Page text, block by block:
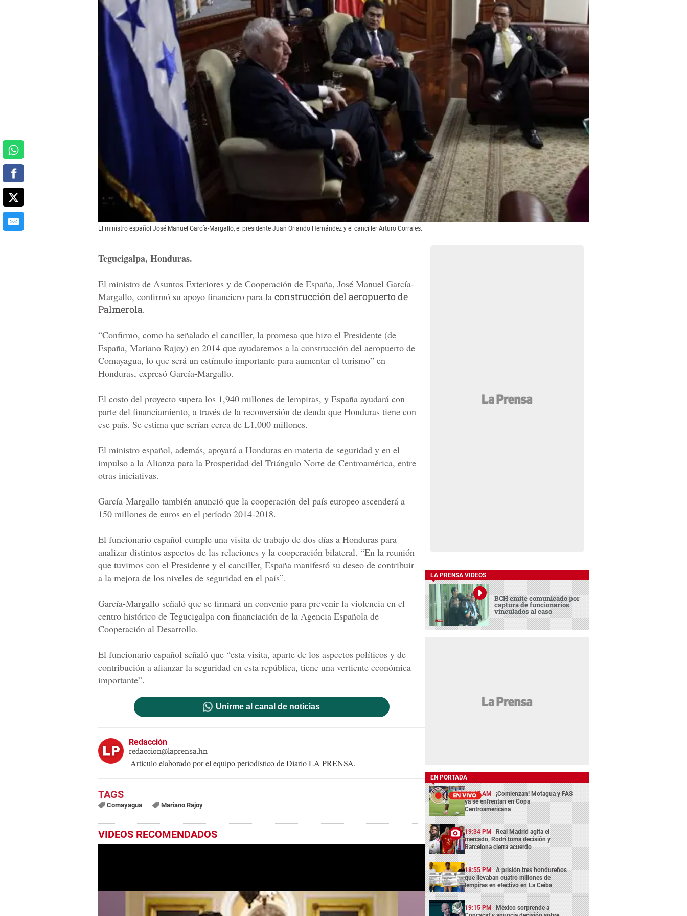
El ministro español José Manuel García-Margallo, el presidente Juan Orlando Hernández y el canciller Arturo Corrales.
Tegucigalpa, Honduras.
El ministro de Asuntos Exteriores y de Cooperación de España, José Manuel García-
Margallo, confirmó su apoyo financiero para la construcción del aeropuerto de
Palmerola.
“Confirmo, como ha señalado el canciller, la promesa que hizo el Presidente (de
España, Mariano Rajoy) en 2014 que ayudaremos a la construcción del aeropuerto de
Comayagua, lo que será un estímulo importante para aumentar el turismo” en
Honduras, expresó García-Margallo.
El costo del proyecto supera los 1,940 millones de lempiras, y España ayudará con
parte del financiamiento, a través de la reconversión de deuda que Honduras tiene con
ese país. Se estima que serían cerca de L1,000 millones.
El ministro español, además, apoyará a Honduras en materia de seguridad y en el
impulso a la Alianza para la Prosperidad del Triángulo Norte de Centroamérica, entre
otras iniciativas.
García-Margallo también anunció que la cooperación del país europeo ascenderá a
150 millones de euros en el período 2014-2018.
El funcionario español cumple una visita de trabajo de dos días a Honduras para
analizar distintos aspectos de las relaciones y la cooperación bilateral. “En la reunión
que tuvimos con el Presidente y el canciller, España manifestó su deseo de contribuir
a la mejora de los niveles de seguridad en el país”.
García-Margallo señaló que se firmará un convenio para prevenir la violencia en el
centro histórico de Tegucigalpa con financiación de la Agencia Española de
Cooperación al Desarrollo.
El funcionario español señaló que “esta visita, aparte de los aspectos políticos y de
contribución a afianzar la seguridad en esta república, tiene una vertiente económica
importante”.
Unirme al canal de noticias
Redacción
redaccion@laprensa.hn
Artículo elaborado por el equipo periodístico de Diario LA PRENSA.
Comayagua Mariano Rajoy
VIDEOS RECOMENDADOS
LA PRENSA VIDEOS
BCH emite comunicado por
captura de funcionarios
vinculados al caso
EN PORTADA
11:45 AM ¡Comienzan! Motagua y FAS
ya se enfrentan en Copa
Centroamericana
19:34 PM Real Madrid agita el
mercado, Rodri toma decisión y
Barcelona cierra acuerdo
18:55 PM A prisión tres hondureños
que llevaban cuatro millones de
lempiras en efectivo en La Ceiba
19:15 PM México sorprende a